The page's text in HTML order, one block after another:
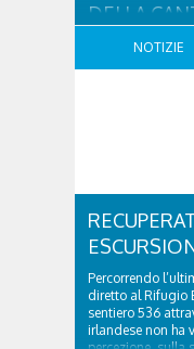
DELLA
Protagonista sul
NOTIZIE
Percorrendo
diretto al Rifugio
sentiero 536
irlandese non ha